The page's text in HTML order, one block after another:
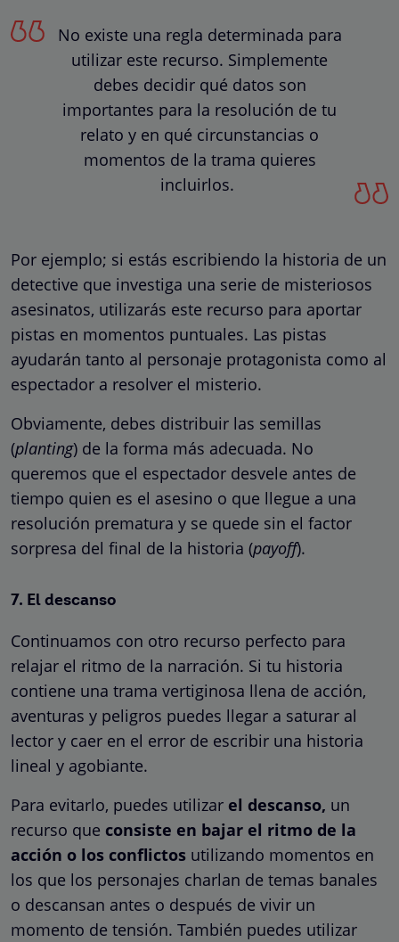
No existe una regla determinada para
utilizar este recurso. Simplemente
debes decidir qué datos son
importantes para la resolución de tu
relato y en qué circunstancias o
momentos de la trama quieres
incluirlos.
Por ejemplo; si estás escribiendo la historia de un
detective que investiga una serie de misteriosos
asesinatos, utilizarás este recurso para aportar
pistas en momentos puntuales. Las pistas
ayudarán tanto al personaje protagonista como al
espectador a resolver el misterio.
Obviamente, debes distribuir las semillas
(planting) de la forma más adecuada. No
queremos que el espectador desvele antes de
tiempo quien es el asesino o que llegue a una
resolución prematura y se quede sin el factor
sorpresa del final de la historia (payoff).
7. El descanso
Continuamos con otro recurso perfecto para
relajar el ritmo de la narración. Si tu historia
contiene una trama vertiginosa llena de acción,
aventuras y peligros puedes llegar a saturar al
lector y caer en el error de escribir una historia
lineal y agobiante.
Para evitarlo, puedes utilizar el descanso, un
recurso que consiste en bajar el ritmo de la
acción o los conflictos utilizando momentos en
los que los personajes charlan de temas banales
o descansan antes o después de vivir un
momento de tensión. También puedes utilizar